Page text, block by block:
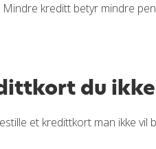
kreditt betyr mindre
du
et kredittkort man ikke